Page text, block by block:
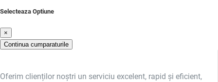
Selecteaza Optiune
×
Continua cumparaturile
Oferim clienților noștri un serviciu excelent, rapid și eficient,